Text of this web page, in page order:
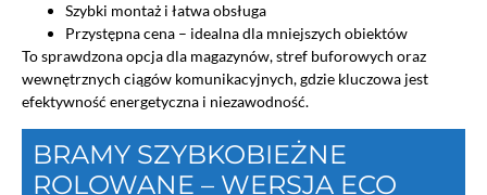
Szybki montaż i łatwa obsługa
Przystępna cena – idealna dla mniejszych obiektów
To sprawdzona opcja dla magazynów, stref buforowych oraz
wewnętrznych ciągów komunikacyjnych, gdzie kluczowa jest
efektywność energetyczna i niezawodność.
BRAMY SZYBKOBIEŻNE
ROLOWANE – WERSJA ECO